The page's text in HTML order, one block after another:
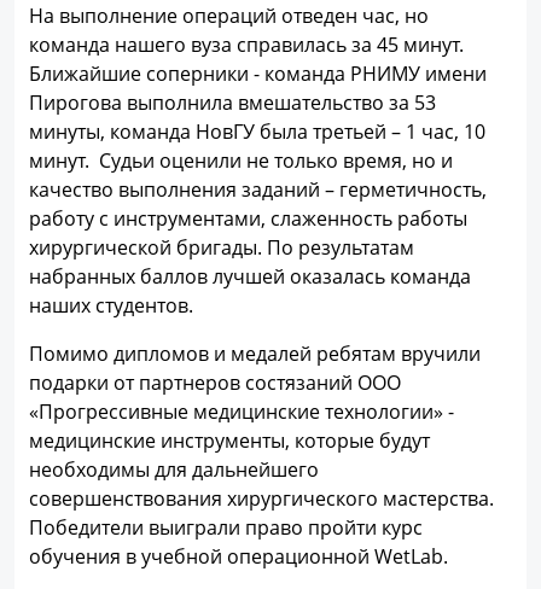
На выполнение операций отведен час, но
команда нашего вуза справилась за 45 минут.
Ближайшие соперники - команда РНИМУ имени
Пирогова выполнила вмешательство за 53
минуты, команда НовГУ была третьей – 1 час, 10
минут. Судьи оценили не только время, но и
качество выполнения заданий – герметичность,
работу с инструментами, слаженность работы
хирургической бригады. По результатам
набранных баллов лучшей оказалась команда
наших студентов.
Помимо дипломов и медалей ребятам вручили
подарки от партнеров состязаний ООО
«Прогрессивные медицинские технологии» -
медицинские инструменты, которые будут
необходимы для дальнейшего
совершенствования хирургического мастерства.
Победители выиграли право пройти курс
обучения в учебной операционной WetLab.